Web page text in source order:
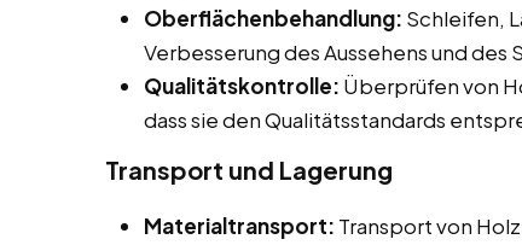
Oberflächenbehandlung: Schleifen,
Verbesserung des Aussehens und des
Qualitätskontrolle: Überprüfen von
dass sie den Qualitätsstandards
Transport und Lagerung
Materialtransport: Transport von